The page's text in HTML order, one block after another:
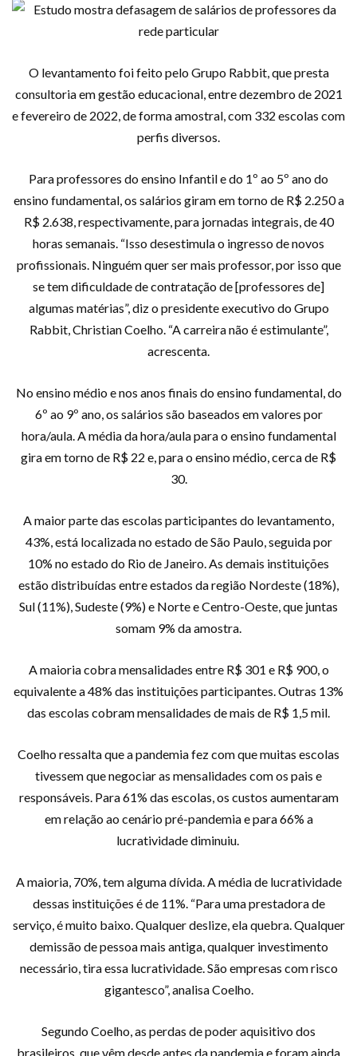
O levantamento foi feito pelo Grupo Rabbit, que presta
consultoria em gestão educacional, entre dezembro de 2021
e fevereiro de 2022, de forma amostral, com 332 escolas com
perfis diversos.
Para professores do ensino Infantil e do 1º ao 5º ano do
ensino fundamental, os salários giram em torno de R$ 2.250 a
R$ 2.638, respectivamente, para jornadas integrais, de 40
horas semanais. “Isso desestimula o ingresso de novos
profissionais. Ninguém quer ser mais professor, por isso que
se tem dificuldade de contratação de [professores de]
algumas matérias”, diz o presidente executivo do Grupo
Rabbit, Christian Coelho. “A carreira não é estimulante”,
acrescenta.
No ensino médio e nos anos finais do ensino fundamental, do
6º ao 9º ano, os salários são baseados em valores por
hora/aula. A média da hora/aula para o ensino fundamental
gira em torno de R$ 22 e, para o ensino médio, cerca de R$
30.
A maior parte das escolas participantes do levantamento,
43%, está localizada no estado de São Paulo, seguida por
10% no estado do Rio de Janeiro. As demais instituições
estão distribuídas entre estados da região Nordeste (18%),
Sul (11%), Sudeste (9%) e Norte e Centro-Oeste, que juntas
somam 9% da amostra.
A maioria cobra mensalidades entre R$ 301 e R$ 900, o
equivalente a 48% das instituições participantes. Outras 13%
das escolas cobram mensalidades de mais de R$ 1,5 mil.
Coelho ressalta que a pandemia fez com que muitas escolas
tivessem que negociar as mensalidades com os pais e
responsáveis. Para 61% das escolas, os custos aumentaram
em relação ao cenário pré-pandemia e para 66% a
lucratividade diminuiu.
A maioria, 70%, tem alguma dívida. A média de lucratividade
dessas instituições é de 11%. “Para uma prestadora de
serviço, é muito baixo. Qualquer deslize, ela quebra. Qualquer
demissão de pessoa mais antiga, qualquer investimento
necessário, tira essa lucratividade. São empresas com risco
gigantesco”, analisa Coelho.
Segundo Coelho, as perdas de poder aquisitivo dos
brasileiros, que vêm desde antes da pandemia e foram ainda